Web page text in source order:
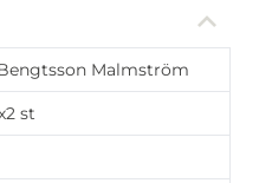
Malmström
st